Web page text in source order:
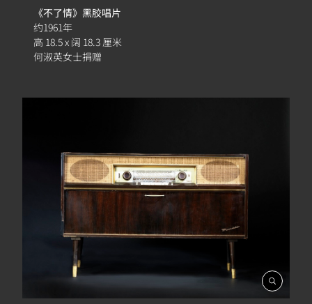
《不了情》黑胶唱片
约1961年
高 18.5 x 阔 18.3 厘米
何淑英女士捐赠
開
啟